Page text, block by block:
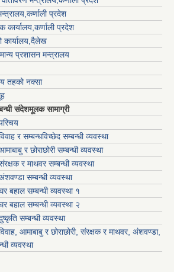
प्रदेश
कार्यालय,कर्णाली प्रदेश
कार्यालय,दैलेख
प्रशासन मन्त्रालय
तहको नक्सा
संदेशमूलक सामाग्री
र सम्बन्धविच्छेद सम्बन्धी व्यवस्था
र छोराछोरी सम्बन्धी व्यवस्था
र माथवर सम्बन्धी व्यवस्था
सम्बन्धी व्यवस्था
बहाल सम्बन्धी व्यवस्था १
बहाल सम्बन्धी व्यवस्था २
सम्बन्धी व्यवस्था
आमाबाबु र छोराछोरी, संरक्षक र माथवर, अंशवण्डा,
व्यवस्था